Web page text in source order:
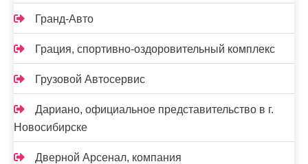
Гранд-Авто
Грация, спортивно-оздоровительный комплекс
Грузовой Автосервис
Дариано, официальное представительство в г.
Новосибирске
Дверной Арсенал, компания